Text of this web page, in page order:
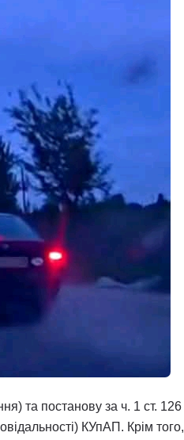
та постанову за ч. 1 ст. 126
КУпАП. Крім того,